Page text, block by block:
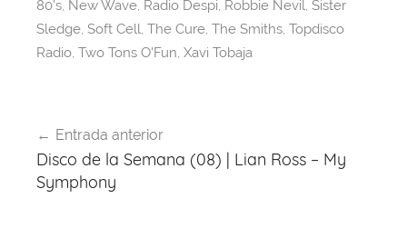
k
80's, New Wave, Radio Despi, Robbie Nevil, Sister
Sledge, Soft Cell, The Cure, The Smiths, Topdisco
Radio, Two Tons O'Fun, Xavi Tobaja
de
entradas
Entrada anterior
Disco de la Semana (08) | Lian Ross – My
Symphony